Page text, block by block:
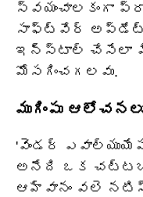
స్వయంచాలకంగా
సాఫ్ట్‌వేర్
ఇన్‌స్టాల్ చేసేలా
మోసగించగలవు.
ముగింపు
'వెండర్
అనేది ఒక
ఆహ్వానం వలె